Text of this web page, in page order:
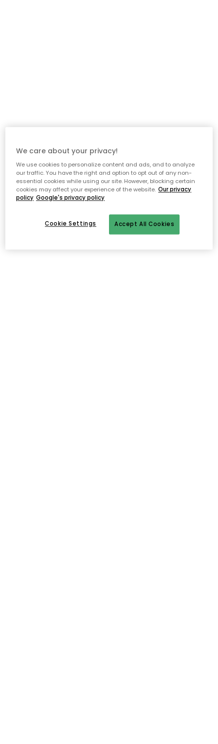
We care about your privacy!
We use cookies to personalize content and ads, and to analyze
our traffic. You have the right and option to opt out of any non-
essential cookies while using our site. However, blocking certain
cookies may affect your experience of the website. Our privacy
policy Google's privacy policy
Accept All Cookies
Cookie Settings